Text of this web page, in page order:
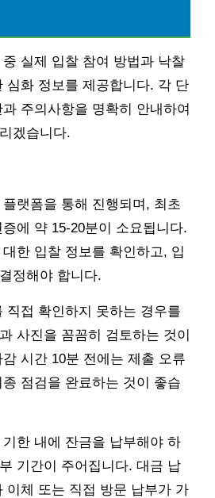
실제 입찰 참여 방법과 낙찰
심화 정보를 제공합니다. 각 단
주의사항을 명확히 안내하여
겠습니다.
랫폼을 통해 진행되며, 최초
에 약 15-20분이 소요됩니다.
한 입찰 정보를 확인하고, 입
정해야 합니다.
직접 확인하지 못하는 경우를
사진을 꼼꼼히 검토하는 것이
시간 10분 전에는 제출 오류
점검을 완료하는 것이 좋습
한 내에 잔금을 납부해야 하
기간이 주어집니다. 대금 납
이체 또는 직접 방문 납부가 가